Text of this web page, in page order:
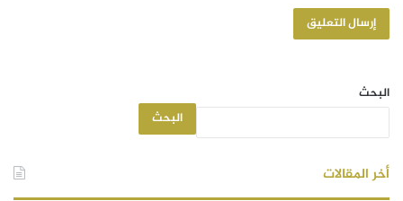
البحث
البحث
أخر المقالات